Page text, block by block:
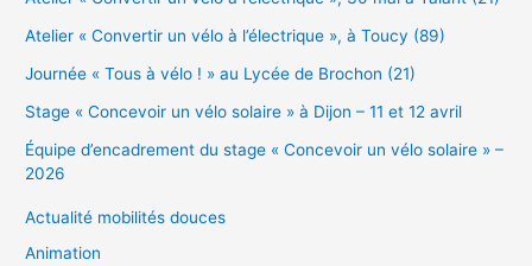
Atelier « Convertir un vélo à l’électrique », à Toucy (89)
Journée « Tous à vélo ! » au Lycée de Brochon (21)
Stage « Concevoir un vélo solaire » à Dijon – 11 et 12 avril
Équipe d’encadrement du stage « Concevoir un vélo solaire » –
2026
Actualité mobilités douces
Animation